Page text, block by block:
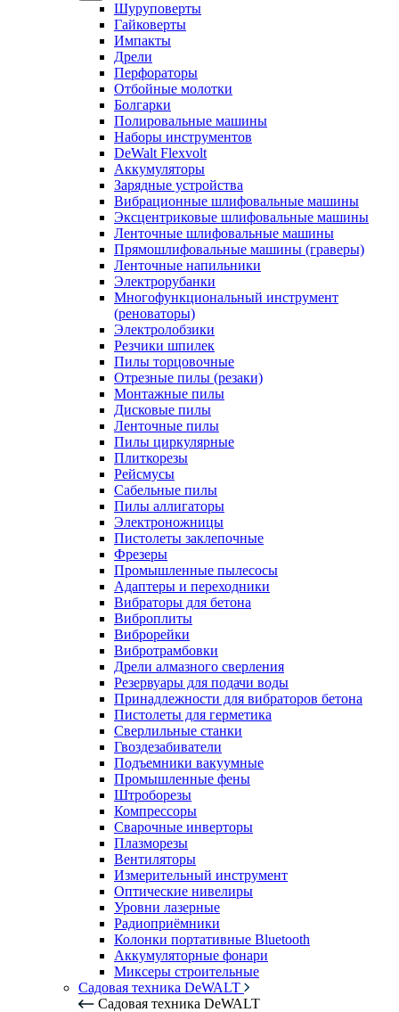
Шуруповерты
Гайковерты
Импакты
Дрели
Перфораторы
Отбойные молотки
Болгарки
Полировальные машины
Наборы инструментов
DeWalt Flexvolt
Аккумуляторы
Зарядные устройства
Вибрационные шлифовальные машины
Эксцентриковые шлифовальные машины
Ленточные шлифовальные машины
Прямошлифовальные машины (граверы)
Ленточные напильники
Электрорубанки
Многофункциональный инструмент
(реноваторы)
Электролобзики
Резчики шпилек
Пилы торцовочные
Отрезные пилы (резаки)
Монтажные пилы
Дисковые пилы
Ленточные пилы
Пилы циркулярные
Плиткорезы
Рейсмусы
Сабельные пилы
Пилы аллигаторы
Электроножницы
Пистолеты заклепочные
Фрезеры
Промышленные пылесосы
Адаптеры и переходники
Вибраторы для бетона
Виброплиты
Виброрейки
Вибротрамбовки
Дрели алмазного сверления
Резервуары для подачи воды
Принадлежности для вибраторов бетона
Пистолеты для герметика
Сверлильные станки
Гвоздезабиватели
Подъемники вакуумные
Промышленные фены
Штроборезы
Компрессоры
Сварочные инверторы
Плазморезы
Вентиляторы
Измерительный инструмент
Оптические нивелиры
Уровни лазерные
Радиоприёмники
Колонки портативные Bluetooth
Аккумуляторные фонари
Миксеры строительные
Садовая техника DeWALT
Садовая техника DeWALT